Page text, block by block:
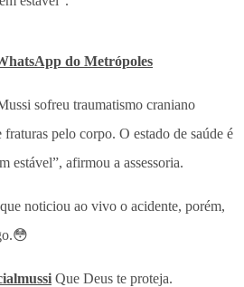
do Metrópoles
sofreu traumatismo craniano
pelo corpo. O estado de saúde é
estável”, afirmou a assessoria.
noticiou ao vivo o acidente, porém,
Que Deus te proteja.